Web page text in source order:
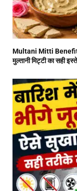
Multani Mitti
मुल्तानी मिट्टी का सही